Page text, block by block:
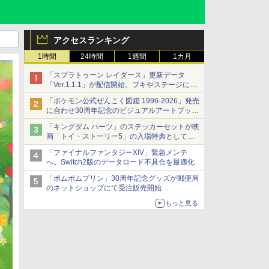
アクセスランキング
1時間 24時間 1週間 1カ月
「スプラトゥーン レイダース」更新データ
「Ver.1.1.1」が配信開始。ブキやステージに関
する不具合を修正
「ポケモン公式ぜんこく図鑑 1996-2026」発売
に合わせ30周年記念のビジュアルアートブック
3冊同時発売が決定
「キングダム ハーツ」のステッカーセットが映
画「トイ・ストーリー5」の入場特典として配
布決定！
本日8月7日より先着・数量限定で配布
「ファイナルファンタジーXIV」緊急メンテ
へ。Switch2版のデータロード不具合を最適化
「ポムポムプリン」30周年記念グッズが郵便局
のネットショップにて受注販売開始
「おもちもちもちクッション」など今年だけの
もっと見る